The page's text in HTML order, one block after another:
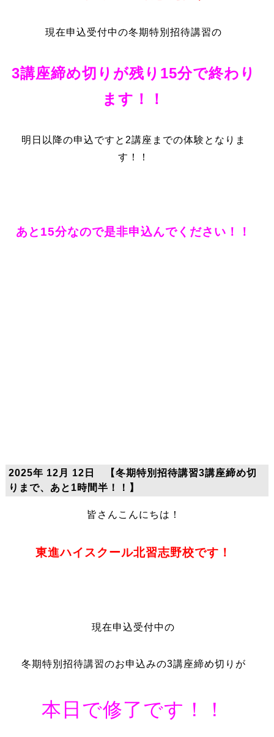
現在申込受付中の冬期特別招待講習の
3講座締め切りが残り15分で終わり
ます！！
明日以降の申込ですと2講座までの体験となりま
す！！
あと15分なので是非申込んでください！！
2025年 12月 12日 【冬期特別招待講習3講座締め切
りまで、あと1時間半！！】
皆さんこんにちは！
東進ハイスクール北習志野校です！
現在申込受付中の
冬期特別招待講習のお申込みの3講座締め切りが
本日で修了です！！